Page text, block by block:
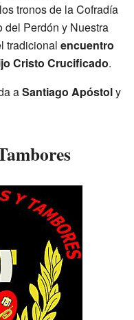
tronos de la Cofradía
del Perdón y Nuestra
tradicional encuentro
Cristo Crucificado.
aSantiago Apóstoly